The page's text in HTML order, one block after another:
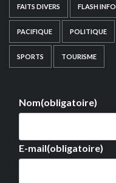
FAITS DIVERS FLASH INFO
PACIFIQUE POLITIQUE
SPORTS TOURISME
Nom(obligatoire)
E-mail(obligatoire)